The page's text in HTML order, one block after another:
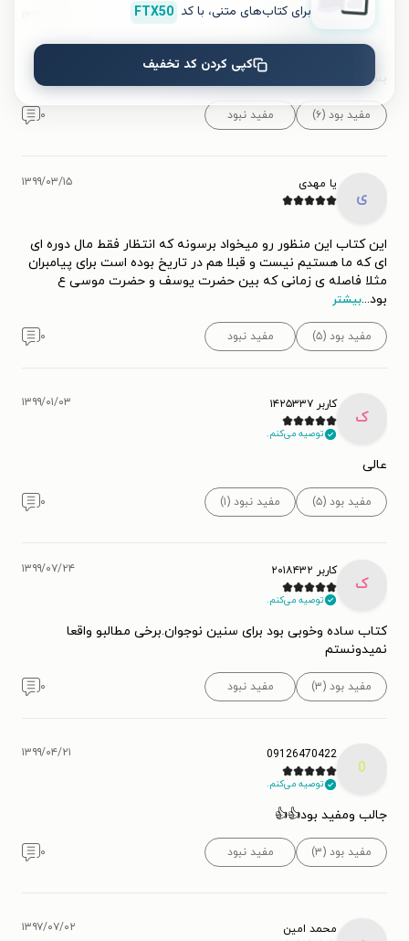
م
محمد حسین
توصیه می‌کنم.
بسیار کتاب عالی مناسب نوجوانان
مفید بود (۶) مفید نبود ۰
ی
یا مهدی ۱۳۹۹/۰۳/۱۵
این کتاب این منظور رو میخواد برسونه که انتظار فقط مال دوره ای
ای که ما هستیم نیست و قبلا هم در تاریخ بوده است برای پیامبران
مثلا فاصله ی زمانی که بین حضرت یوسف و حضرت موسی ع
بود...بیشتر
مفید بود (۵) مفید نبود ۰
ک
کاربر ۱۴۲۵۳۳۷
توصیه می‌کنم.
۱۳۹۹/۰۱/۰۳
عالی
مفید بود (۵) مفید نبود (۱) ۰
ک
کاربر ۲۰۱۸۴۳۲
توصیه می‌کنم.
۱۳۹۹/۰۷/۲۴
کتاب ساده وخوبی بود برای سنین نوجوان.برخی مطالبو واقعا
نمیدونستم
مفید بود (۳) مفید نبود ۰
0
09126470422
توصیه می‌کنم.
۱۳۹۹/۰۴/۲۱
جالب ومفید بود👍👍
مفید بود (۳) مفید نبود ۰
محمد امین ۱۳۹۷/۰۷/۰۲
برای کتاب‌های متنی، با کد FTX50
کپی کردن کد تخفیف